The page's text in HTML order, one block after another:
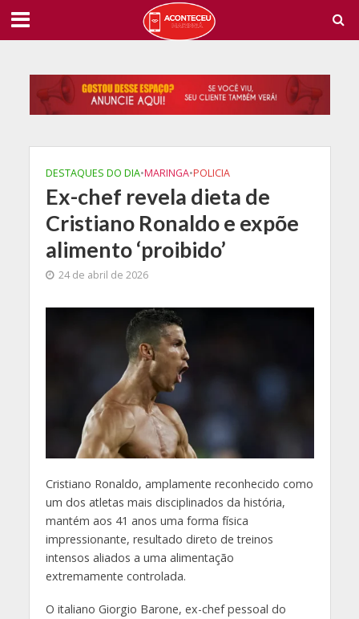
DESTAQUES DO DIA•MARINGA•POLICIA
Ex-chef revela dieta de
Cristiano Ronaldo e expõe
alimento ‘proibido’
24 de abril de 2026
Cristiano Ronaldo, amplamente reconhecido como
um dos atletas mais disciplinados da história,
mantém aos 41 anos uma forma física
impressionante, resultado direto de treinos
intensos aliados a uma alimentação
extremamente controlada.
O italiano Giorgio Barone, ex-chef pessoal do